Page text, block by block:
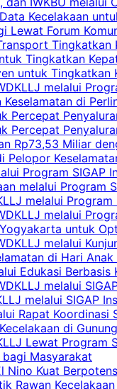
Kecelakaan
Lewat Forum
Tingkatkan
Tingkatkan
untuk Tingkatkan
melalui
di
Percepat
Percepat
Rp73,53 Miliar
Pelopor
Program SIGAP
melalui Program
melalui
melalui
untuk
melalui
di Hari Anak
Edukasi Berbasis
melalui
melalui SIGAP
Rapat Koordinasi
di
Lewat Program
bagi Masyarakat
Nino Kuat
Rawan